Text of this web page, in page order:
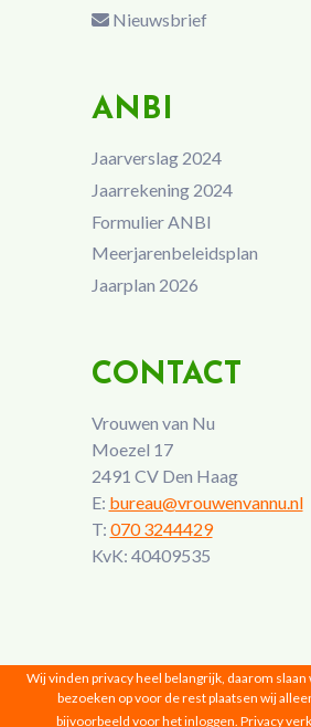
Nieuwsbrief
ANBI
Jaarverslag 2024
Jaarrekening 2024
Formulier ANBI
Meerjarenbeleidsplan
Jaarplan 2026
CONTACT
Vrouwen van Nu
Moezel 17
2491 CV Den Haag
E: bureau@vrouwenvannu.nl
T: 070 3244429
KvK: 40409535
Vrouwen van Nu © 2026 |
Wij vinden privacy heel belangrijk, daarom
bezoeken op voor de rest plaatsen wij
bijvoorbeeld voor het inloggen. Privacy